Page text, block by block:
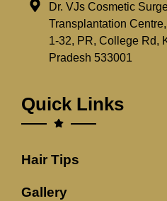
Dr. VJs Cosmetic
Transplantation
1-32, PR, College Rd,
Pradesh 533001
Quick Links
Hair Tips
Gallery